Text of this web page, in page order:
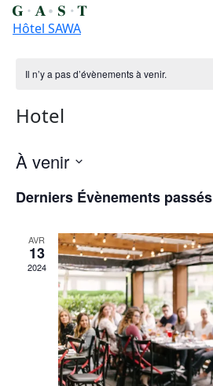
Skip
Hôtel SAWA
Il n’y a pas d’évènements à venir.
Hotel
À venir
une
Derniers Évènements passés
AVR
13
2024